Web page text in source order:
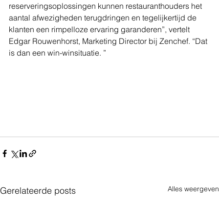
reserveringsoplossingen kunnen restauranthouders het
aantal afwezigheden terugdringen en tegelijkertijd de
klanten een rimpelloze ervaring garanderen”, vertelt
Edgar Rouwenhorst, Marketing Director bij Zenchef. “Dat
is dan een win-winsituatie. ”
Gerelateerde posts Alles weergeven